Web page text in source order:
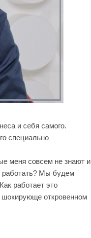
и себя самого.
специально
меня совсем не знают и
работать? Мы будем
работает это
шокирующе откровенном